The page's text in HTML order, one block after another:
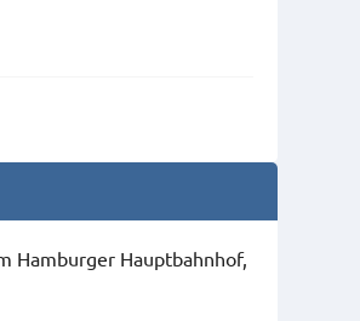
Hamburger Hauptbahnhof,